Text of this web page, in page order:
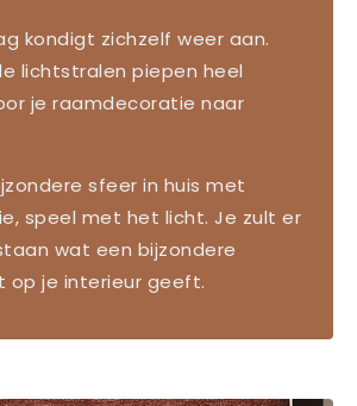
kondigt zichzelf weer aan.
lichtstralen piepen heel
je raamdecoratie naar
sfeer in huis met
speel met het licht. Je zult er
wat een bijzondere
op je interieur geeft.